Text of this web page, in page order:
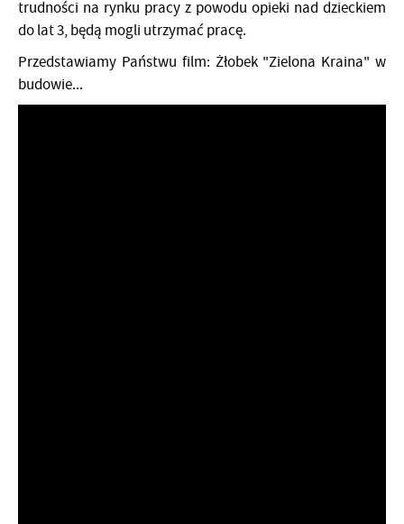
trudności na rynku pracy z powodu opieki nad dzieckiem
do lat 3, będą mogli utrzymać pracę.
Przedstawiamy Państwu film: Żłobek "Zielona Kraina" w
budowie...